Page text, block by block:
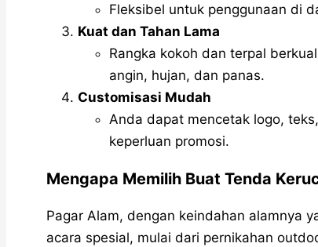
Fleksibel untuk penggunaan di
Kuat dan Tahan Lama
Rangka kokoh dan terpal
angin, hujan, dan panas.
Customisasi Mudah
Anda dapat mencetak logo,
keperluan promosi.
Mengapa Memilih Buat Tenda
Pagar Alam, dengan keindahan alamnya
acara spesial, mulai dari pernikahan